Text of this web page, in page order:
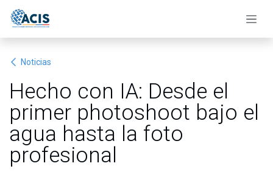
Noticias
Hecho con IA: Desde el
primer photoshoot bajo el
agua hasta la foto
profesional